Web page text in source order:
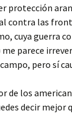
protección
contra las
cuya guerra
parece
pero sí
de los
decir mejor